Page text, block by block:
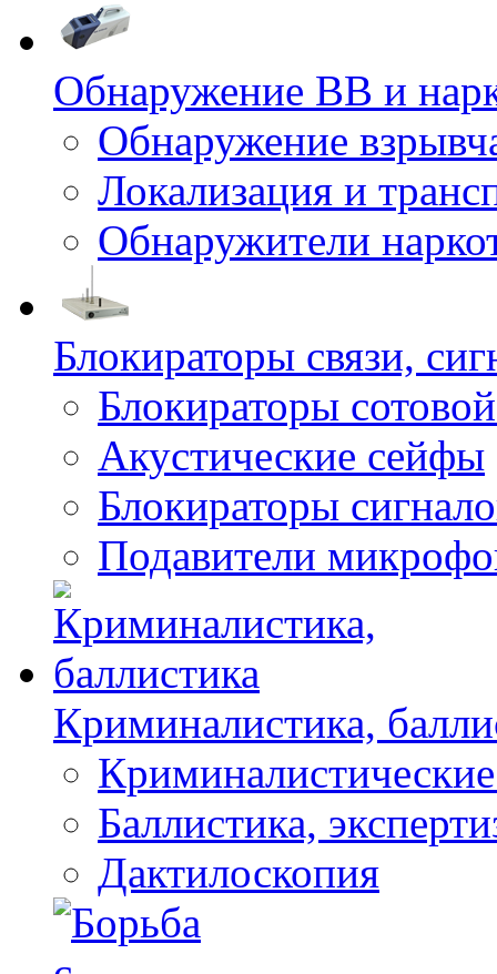
Обнаружение ВВ и
Обнаружение
Локализация и
Обнаружители
Блокираторы связи,
Блокираторы
Акустические сейфы
Блокираторы
Подавители
Криминалистика,
Баллистика,
Дактилоскопия